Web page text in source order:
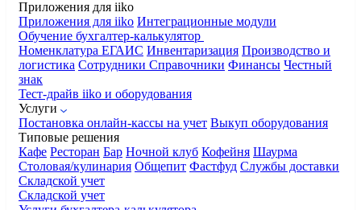
Приложения для iiko
Приложения для iiko Интеграционные модули
Обучение бухгалтер-калькулятор
Номенклатура ЕГАИС Инвентаризация Производство и
логистика Сотрудники Справочники Финансы Честный
знак
Тест-драйв iiko и оборудования
Услуги
Постановка онлайн-кассы на учет Выкуп оборудования
Типовые решения
Кафе Ресторан Бар Ночной клуб Кофейня Шаурма
Столовая/кулинария Общепит Фастфуд Службы доставки
Складской учет
Складской учет